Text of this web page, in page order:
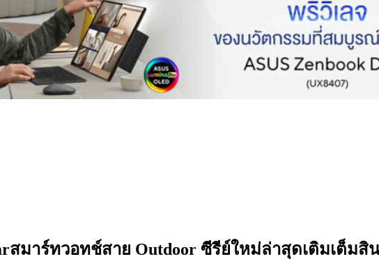
สมาร์ทวอทช์สาย Outdoor ซีรีย์ใหม่ล่าสุดเติมเต็มสิ